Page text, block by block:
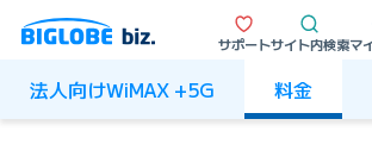
サポートサイト内検索マ
法人向けWiMAX +5G 料金